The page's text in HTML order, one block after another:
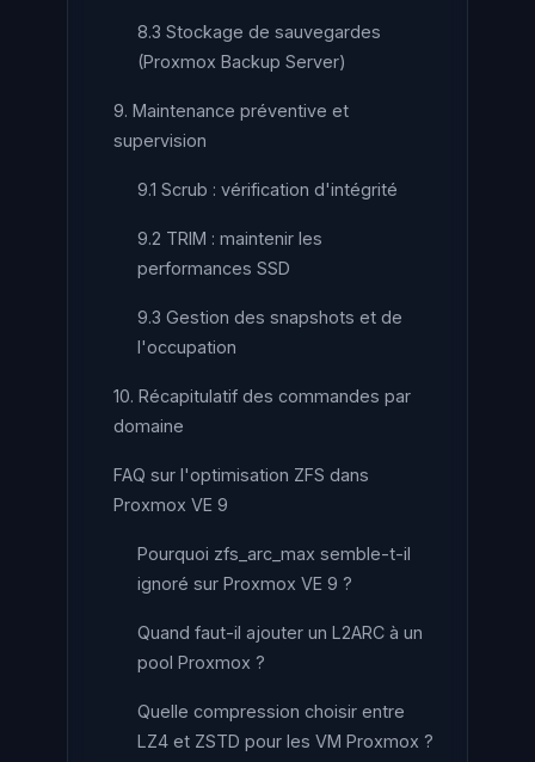
8.3 Stockage de sauvegardes
(Proxmox Backup Server)
9. Maintenance préventive et
supervision
9.1 Scrub : vérification d'intégrité
9.2 TRIM : maintenir les
performances SSD
9.3 Gestion des snapshots et de
l'occupation
10. Récapitulatif des commandes par
domaine
FAQ sur l'optimisation ZFS dans
Proxmox VE 9
Pourquoi zfs_arc_max semble-t-il
ignoré sur Proxmox VE 9 ?
Quand faut-il ajouter un L2ARC à un
pool Proxmox ?
Quelle compression choisir entre
LZ4 et ZSTD pour les VM Proxmox ?